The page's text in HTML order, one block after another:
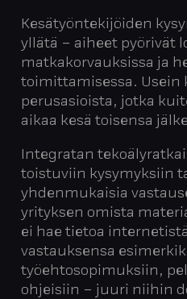
Kesätyöntekijöiden
yllätä – aiheet pyörivät
matkakorvauksissa ja
toimittamisessa. Usein
perusasioista, jotka
aikaa kesä toisensa
Integratan
toistuviin kysymyksiin
yhdenmukaisia
yrityksen omista
ei hae tietoa
vastauksensa
työehtosopimuksiin,
ohjeisiin – juuri niihin